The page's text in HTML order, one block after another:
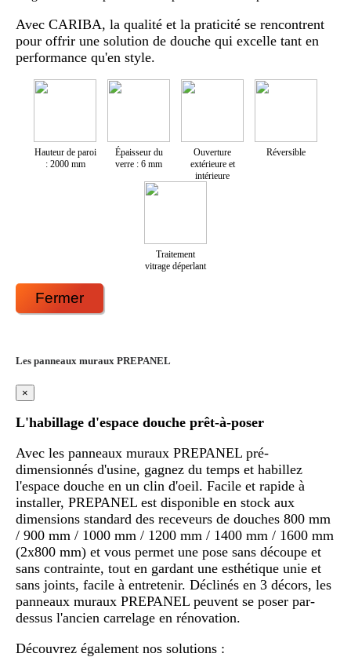
Avec CARIBA, la qualité et la praticité se rencontrent
pour offrir une solution de douche qui excelle tant en
performance qu'en style.
Hauteur de paroi
: 2000 mm
Épaisseur du
verre : 6 mm
Ouverture
extérieure et
intérieure
Réversible
Traitement
vitrage déperlant
Fermer
Les panneaux muraux PREPANEL
×
L'habillage d'espace douche prêt-à-poser
Avec les panneaux muraux PREPANEL pré-
dimensionnés d'usine, gagnez du temps et habillez
l'espace douche en un clin d'oeil. Facile et rapide à
installer, PREPANEL est disponible en stock aux
dimensions standard des receveurs de douches 800 mm
/ 900 mm / 1000 mm / 1200 mm / 1400 mm / 1600 mm
(2x800 mm) et vous permet une pose sans découpe et
sans contrainte, tout en gardant une esthétique unie et
sans joints, facile à entretenir. Déclinés en 3 décors, les
panneaux muraux PREPANEL peuvent se poser par-
dessus l'ancien carrelage en rénovation.
Découvrez également nos solutions :